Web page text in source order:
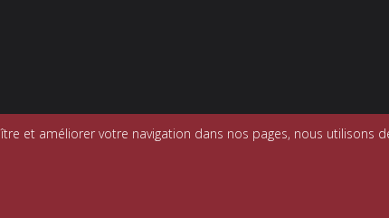
et améliorer votre navigation dans nos pages, nous utilisons